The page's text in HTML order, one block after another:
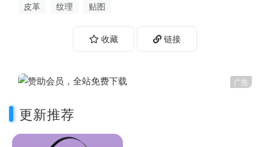
皮革 纹理 贴图
收藏 链接
广告
更新推荐